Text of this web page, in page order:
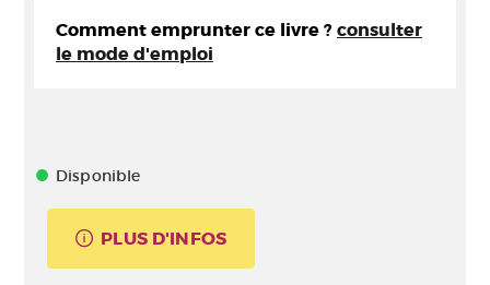
Comment emprunter ce livre ? consulter
le mode d'emploi
Disponible
PLUS D'INFOS